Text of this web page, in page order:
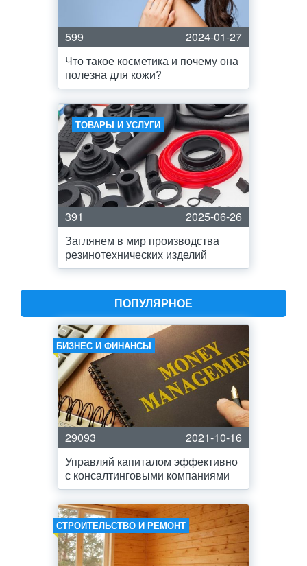
599
2024-01-27
Что такое косметика и почему она
полезна для кожи?
ТОВАРЫ И УСЛУГИ
391
2025-06-26
Заглянем в мир производства
резинотехнических изделий
ПОПУЛЯРНОЕ
БИЗНЕС И ФИНАНСЫ
29093
2021-10-16
Управляй капиталом эффективно
с консалтинговыми компаниями
СТРОИТЕЛЬСТВО И РЕМОНТ